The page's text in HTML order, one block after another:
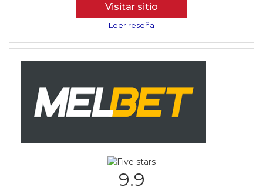
Visitar sitio
Leer reseña
9.9